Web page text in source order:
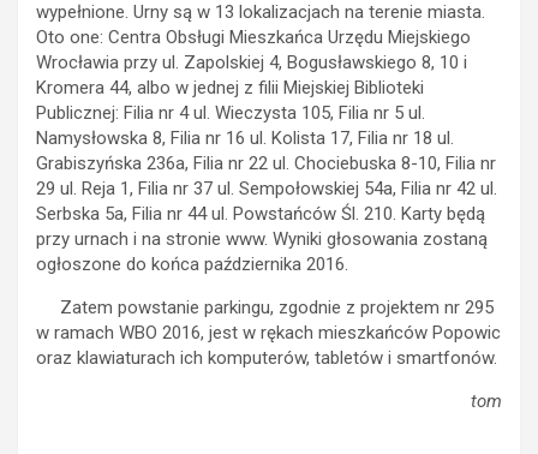
wypełnione. Urny są w 13 lokalizacjach na terenie miasta.
Oto one: Centra Obsługi Mieszkańca Urzędu Miejskiego
Wrocławia przy ul. Zapolskiej 4, Bogusławskiego 8, 10 i
Kromera 44, albo w jednej z filii Miejskiej Biblioteki
Publicznej: Filia nr 4 ul. Wieczysta 105, Filia nr 5 ul.
Namysłowska 8, Filia nr 16 ul. Kolista 17, Filia nr 18 ul.
Grabiszyńska 236a, Filia nr 22 ul. Chociebuska 8-10, Filia nr
29 ul. Reja 1, Filia nr 37 ul. Sempołowskiej 54a, Filia nr 42 ul.
Serbska 5a, Filia nr 44 ul. Powstańców Śl. 210. Karty będą
przy urnach i na stronie www. Wyniki głosowania zostaną
ogłoszone do końca października 2016.
Zatem powstanie parkingu, zgodnie z projektem nr 295
w ramach WBO 2016, jest w rękach mieszkańców Popowic
oraz klawiaturach ich komputerów, tabletów i smartfonów.
tom